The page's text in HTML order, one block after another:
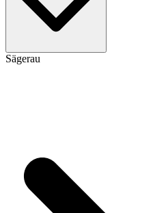
Sägerau